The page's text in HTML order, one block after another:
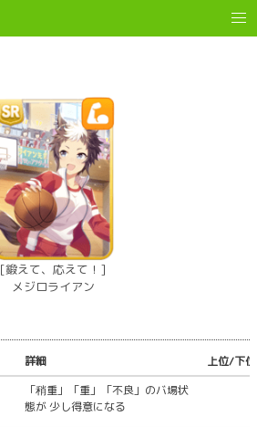
[鍛えて、応えて！]
メジロライアン
詳細
上位/下位
「稍重」「重」「不良」のバ場状
態が 少し得意になる